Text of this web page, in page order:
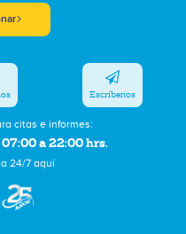
citas e informes:
07:00 a 22:00 hrs.
24/7 aquí
Escríbenos